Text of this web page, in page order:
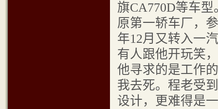
旗CA770D等车
原第一轿车厂，
年12月又转入一
有人跟他开玩笑
他寻求的是工作
我去死。程老受
设计，更难得是